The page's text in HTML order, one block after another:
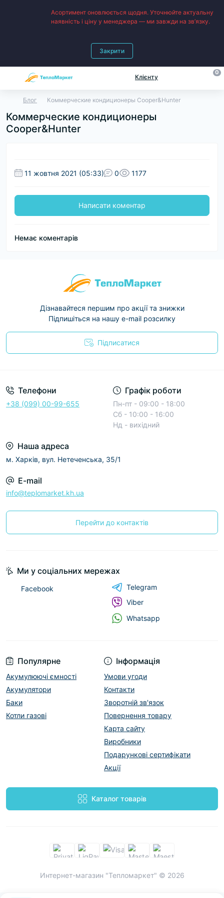
Асортимент оновлюється щодня. Уточнюйте актуальну
наявність і ціну у менеджера — ми завжди на зв’язку.
Закрити
Клієнту
0
Блог Коммерческие кондиционеры Cooper&Hunter
Коммерческие кондиционеры
Cooper&Hunter
11 жовтня 2021 (05:33) 0 1177
Написати коментар
Немає коментарів
Дізнавайтеся першим про акції та знижки
Підпишіться на нашу e-mail розсилку
Підписатися
Телефони
+38 (099) 00-99-655
Графік роботи
Пн-пт - 09:00 - 18:00
Сб - 10:00 - 16:00
Нд - вихідний
Наша адреса
м. Харків, вул. Нетеченська, 35/1
E-mail
info@teplomarket.kh.ua
Перейти до контактів
Популярне
Акумулюючі ємності
Акумулятори
Баки
Котли газові
Інформація
Умови угоди
Контакти
Зворотній зв'язок
Повернення товару
Карта сайту
Виробники
Подарункові сертифікати
Акції
Каталог товарів
Ми у соціальних мережах
Facebook
Telegram
Viber
Whatsapp
Интернет-магазин "Тепломаркет" © 2026